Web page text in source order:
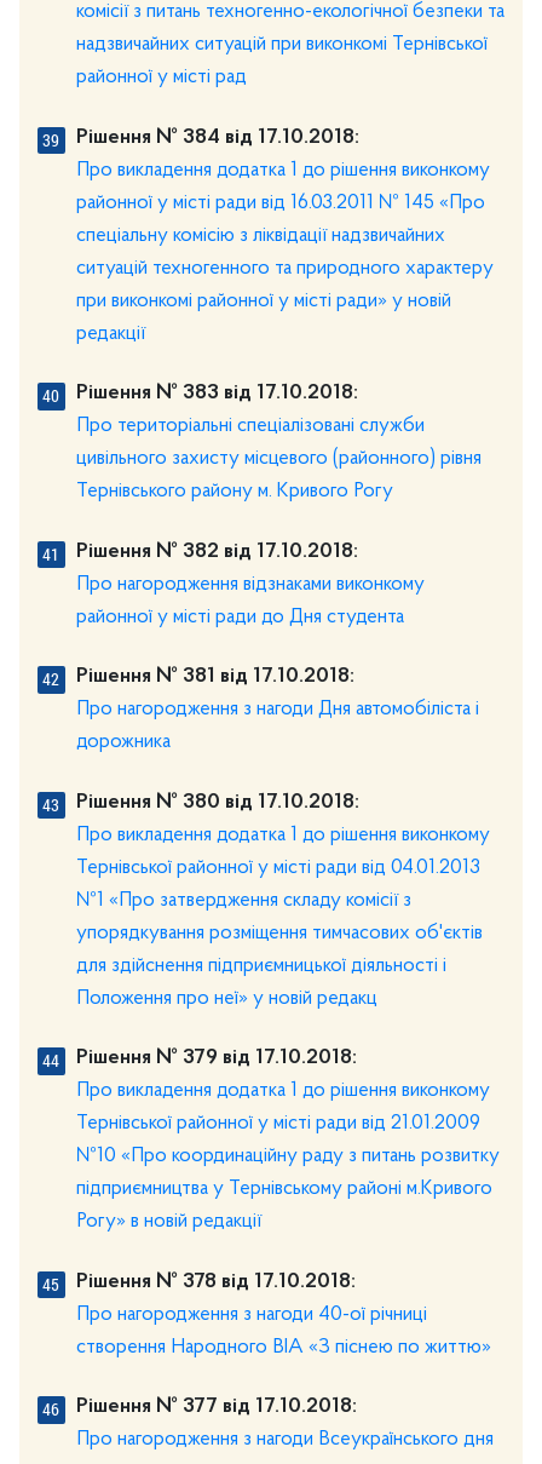
комісії з питань техногенно-екологічної безпеки та
надзвичайних ситуацій при виконкомі Тернівської
районної у місті рад
Рішення № 384 від 17.10.2018:
Про викладення додатка 1 до рішення виконкому
районної у місті ради від 16.03.2011 № 145 «Про
спеціальну комісію з ліквідації надзвичайних
ситуацій техногенного та природного характеру
при виконкомі районної у місті ради» у новій
редакції
Рішення № 383 від 17.10.2018:
Про територіальні спеціалізовані служби
цивільного захисту місцевого (районного) рівня
Тернівського району м. Кривого Рогу
Рішення № 382 від 17.10.2018:
Про нагородження відзнаками виконкому
районної у місті ради до Дня студента
Рішення № 381 від 17.10.2018:
Про нагородження з нагоди Дня автомобіліста і
дорожника
Рішення № 380 від 17.10.2018:
Про викладення додатка 1 до рішення виконкому
Тернівської районної у місті ради від 04.01.2013
№1 «Про затвердження складу комісії з
упорядкування розміщення тимчасових об'єктів
для здійснення підприємницької діяльності і
Положення про неї» у новій редакц
Рішення № 379 від 17.10.2018:
Про викладення додатка 1 до рішення виконкому
Тернівської районної у місті ради від 21.01.2009
№10 «Про координаційну раду з питань розвитку
підприємництва у Тернівському районі м.Кривого
Рогу» в новій редакції
Рішення № 378 від 17.10.2018:
Про нагородження з нагоди 40-ої річниці
створення Народного ВІА «З піснею по життю»
Рішення № 377 від 17.10.2018:
Про нагородження з нагоди Всеукраїнського дня